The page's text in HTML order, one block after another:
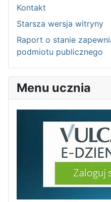
Kontakt
Starsza wersja witryny
Raport o stanie
podmiotu publicznego
Menu ucznia